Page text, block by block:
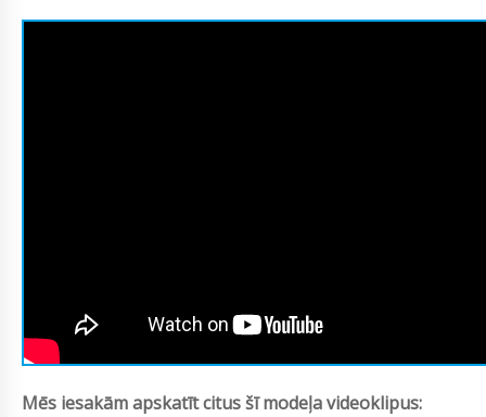
Mēs iesakām apskatīt citus šī modeļa videoklipus: